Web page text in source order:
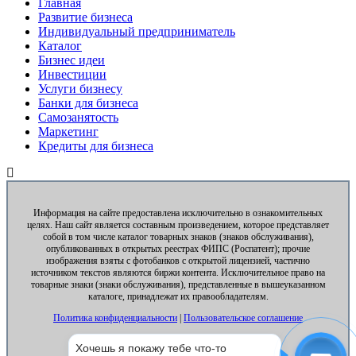
Главная
Развитие бизнеса
Индивидуальный предприниматель
Каталог
Бизнес идеи
Инвестиции
Услуги бизнесу
Банки для бизнеса
Самозанятость
Маркетинг
Кредиты для бизнеса
Информация на сайте предоставлена исключительно в ознакомительных
целях. Наш сайт является составным произведением, которое представляет
собой в том числе каталог товарных знаков (знаков обслуживания),
опубликованных в открытых реестрах ФИПС (Роспатент); прочие
изображения взяты с фотобанков с открытой лицензией, частично
источником текстов являются биржи контента. Исключительное право на
товарные знаки (знаки обслуживания), представленные в вышеуказанном
каталоге, принадлежат их правообладателям.
Политика конфиденциальности Пользовательское соглашение
Хочешь я покажу тебе что-то